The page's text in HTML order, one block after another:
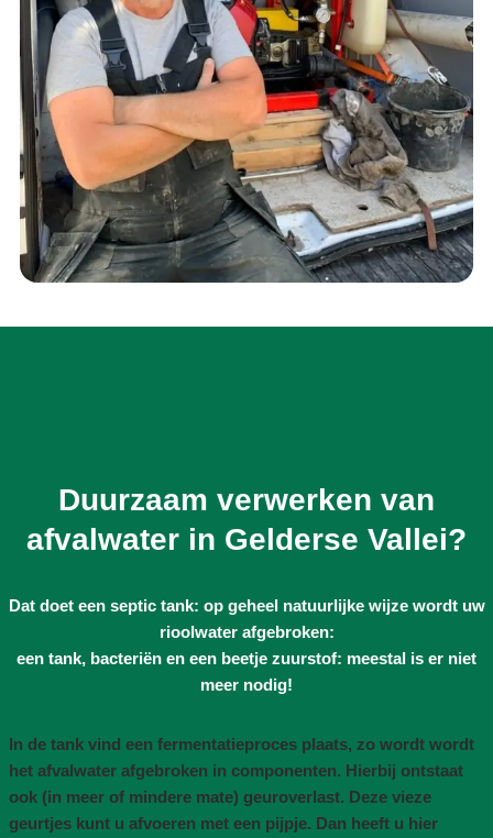
Duurzaam verwerken van
afvalwater in Gelderse Vallei?
Dat doet een septic tank: op geheel natuurlijke wijze wordt uw
rioolwater afgebroken:
een tank, bacteriën en een beetje zuurstof: meestal is er niet
meer nodig!
In de tank vind een fermentatieproces plaats, zo wordt wordt
het afvalwater afgebroken in componenten. Hierbij ontstaat
ook (in meer of mindere mate) geuroverlast. Deze vieze
geurtjes kunt u afvoeren met een pijpje. Dan heeft u hier